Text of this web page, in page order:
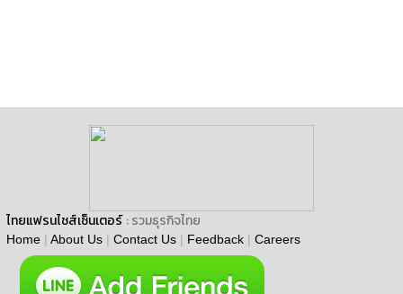
ไทยแฟรนไชส์เซ็นเตอร์ : รวมธุรกิจไทย
Home | About Us | Contact Us | Feedback | Careers